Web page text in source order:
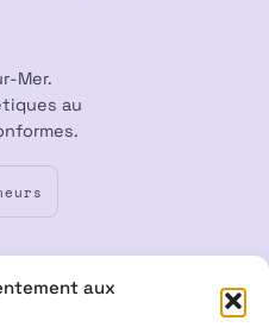
aux
Mer.
au
Cookies